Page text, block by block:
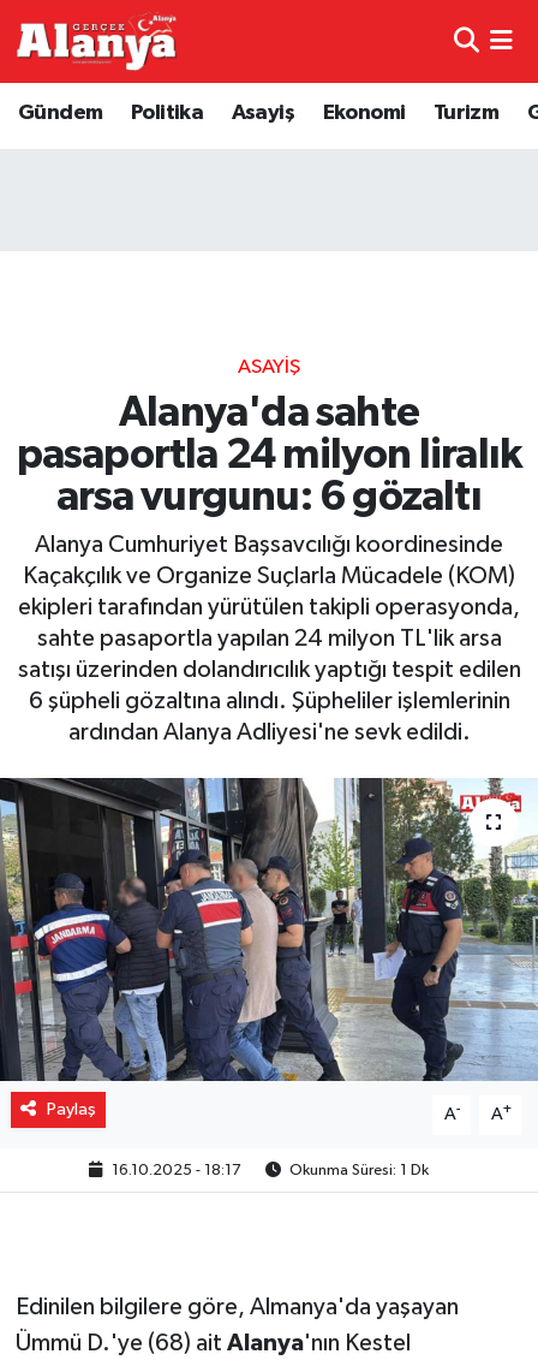
Gündem Politika Asayiş Ekonomi Turizm
ASAYIŞ
Alanya'da sahte
pasaportla 24 milyon liralık
arsa vurgunu: 6 gözaltı
Alanya Cumhuriyet Başsavcılığı koordinesinde
Kaçakçılık ve Organize Suçlarla Mücadele (KOM)
ekipleri tarafından yürütülen takipli operasyonda,
sahte pasaportla yapılan 24 milyon TL'lik arsa
satışı üzerinden dolandırıcılık yaptığı tespit edilen
6 şüpheli gözaltına alındı. Şüpheliler işlemlerinin
ardından Alanya Adliyesi'ne sevk edildi.
Paylaş A- A+
16.10.2025 - 18:17 Okunma Süresi: 1 Dk
Edinilen bilgilere göre, Almanya'da yaşayan
Ümmü D.'ye (68) ait Alanya'nın Kestel
Genel
Dünya
Gizlilik İlkeleri - Privacy Policy
Güncel
Gündem
Spor
Turizm
Trafik Durumu
Haber Arşivi